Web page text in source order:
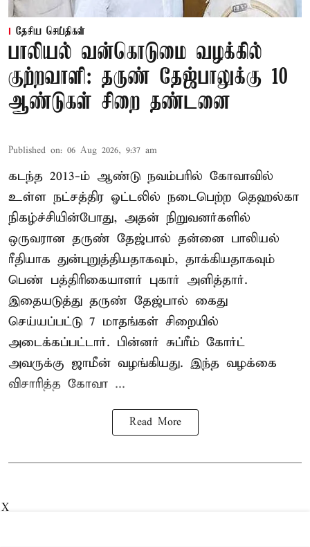
தேசிய செய்திகள்
பாலியல் வன்கொடுமை வழக்கில்
குற்றவாளி: தருண் தேஜ்பாலுக்கு 10
ஆண்டுகள் சிறை தண்டனை
Published on: 06 Aug 2026, 9:37 am
கடந்த 2013-ம் ஆண்டு நவம்பரில் கோவாவில்
உள்ள நட்சத்திர ஓட்டலில் நடைபெற்ற தெஹல்கா
நிகழ்ச்சியின்போது, அதன் நிறுவனர்களில்
ஒருவரான தருண் தேஜ்பால் தன்னை பாலியல்
ரீதியாக துன்புறுத்தியதாகவும், தாக்கியதாகவும்
பெண் பத்திரிகையாளர் புகார் அளித்தார்.
இதையடுத்து தருண் தேஜ்பால் கைது
செய்யப்பட்டு 7 மாதங்கள் சிறையில்
அடைக்கப்பட்டார். பின்னர் சுப்ரீம் கோர்ட்
அவருக்கு ஜாமீன் வழங்கியது. இந்த வழக்கை
விசாரித்த கோவா ...
Read More
X